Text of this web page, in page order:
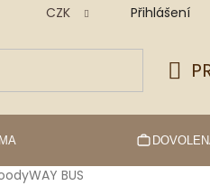
CZK Přihlášení
BUS